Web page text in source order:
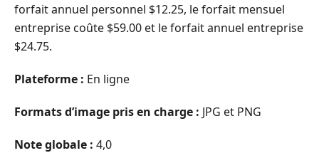
forfait annuel personnel $12.25, le forfait mensuel
entreprise coûte $59.00 et le forfait annuel entreprise
$24.75.
Plateforme : En ligne
Formats d’image pris en charge : JPG et PNG
Note globale : 4,0